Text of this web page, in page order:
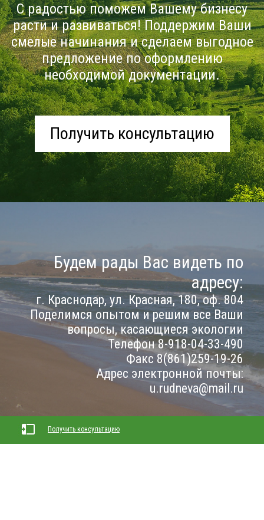
С радостью поможем Вашему бизнесу
расти и развиваться! Поддержим Ваши
смелые начинания и сделаем выгодное
предложение по оформлению
необходимой документации.
Получить консультацию
Будем рады Вас видеть по
адресу:
г. Краснодар, ул. Красная, 180, оф. 804
Поделимся опытом и решим все Ваши
вопросы, касающиеся экологии
Телефон 8-918-04-33-490
Факс 8(861)259-19-26
Адрес электронной почты:
u.rudneva@mail.ru
Получить консультацию